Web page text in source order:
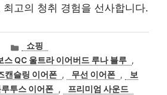
고의 청취 경험을 선사합니다.
카
테
고
리
쇼핑
스 QC 울트라 이어버드 루나 블루 ,
캔슬링 이어폰 , 무선 이어폰 ,
보
루투스 이어폰 , 프리미엄 사운드